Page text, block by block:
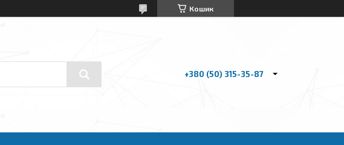
Кошик
+380 (50) 315-35-87